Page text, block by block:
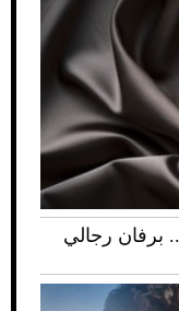
برفان رجالي